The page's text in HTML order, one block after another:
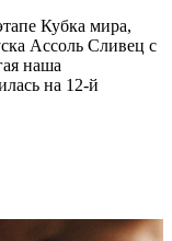
Кубка мира,
Ассоль Сливец с
наша
на 12-й